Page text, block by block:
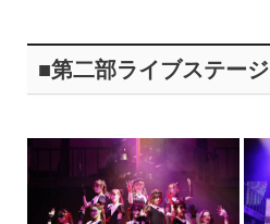
■第二部ライブステージ